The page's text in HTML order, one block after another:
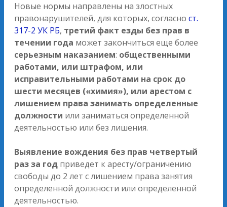
Новые нормы направлены на злостных
правонарушителей, для которых, согласно ст.
317-2 УК РБ, третий факт езды без прав в
течении года может закончиться еще более
серьезным наказанием: общественными
работами, или штрафом, или
исправительными работами на срок до
шести месяцев («химия»), или арестом с
лишением права занимать определенные
должности или заниматься определенной
деятельностью или без лишения.
Выявление вождения без прав четвертый
раз за год приведет к аресту/ограничению
свободы до 2 лет с лишением права занятия
определенной должности или определенной
деятельностью.